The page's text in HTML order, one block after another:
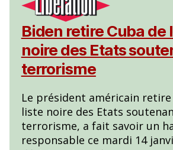
Biden retire Cuba de
noire des Etats
terrorisme
Le président américain retire
liste noire des Etats
terrorisme, a fait savoir un
responsable ce mardi 14